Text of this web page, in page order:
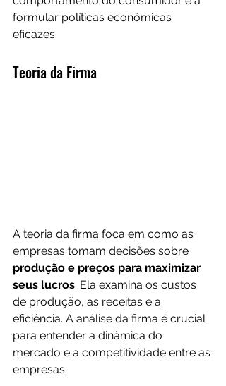
formular políticas econômicas
eficazes.
Teoria da Firma
A teoria da firma foca em como as
empresas tomam decisões sobre
produção e preços para maximizar
seus lucros. Ela examina os custos
de produção, as receitas e a
eficiência. A análise da firma é crucial
para entender a dinâmica do
mercado e a competitividade entre as
empresas.